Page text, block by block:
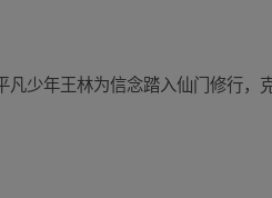
凡少年王林为信念踏入仙门修行